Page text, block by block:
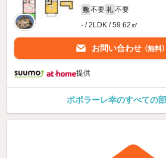
敷 不要 礼 不要
- / 2LDK / 59.62㎡
お問い合わせ （無料）
提供
ポポラーレ幸のすべての